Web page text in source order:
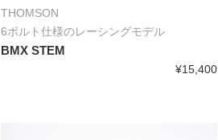
THOMSON
6ボルト仕様のレーシングモデル
BMX STEM
¥15,400